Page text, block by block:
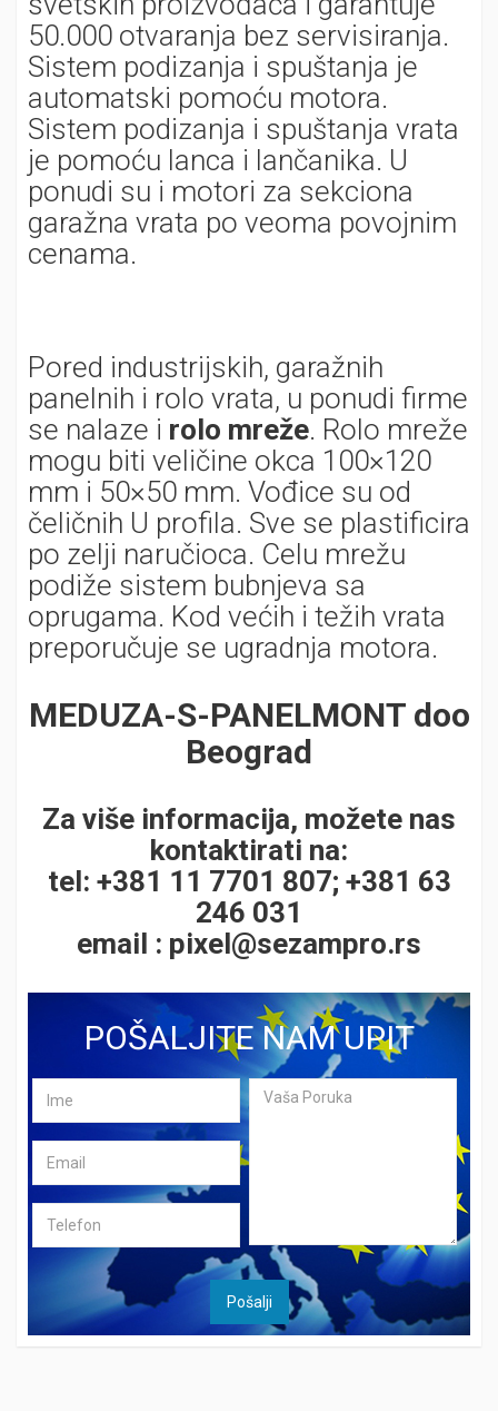
50.000 otvaranja bez servisiranja.
Sistem podizanja i spuštanja je
automatski pomoću motora.
Sistem podizanja i spuštanja vrata
je pomoću lanca i lančanika. U
ponudi su i motori za sekciona
garažna vrata po veoma povojnim
cenama.
Pored industrijskih, garažnih
panelnih i rolo vrata, u ponudi firme
se nalaze i rolo mreže. Rolo mreže
mogu biti veličine okca 100×120
mm i 50×50 mm. Vođice su od
čeličnih U profila. Sve se plastificira
po zelji naručioca. Celu mrežu
podiže sistem bubnjeva sa
oprugama. Kod većih i težih vrata
preporučuje se ugradnja motora.
MEDUZA-S-PANELMONT doo
Beograd
Za više informacija, možete nas
kontaktirati na:
tel: +381 11 7701 807; +381 63
246 031
email : pixel@sezampro.rs
POŠALJITE NAM UPIT